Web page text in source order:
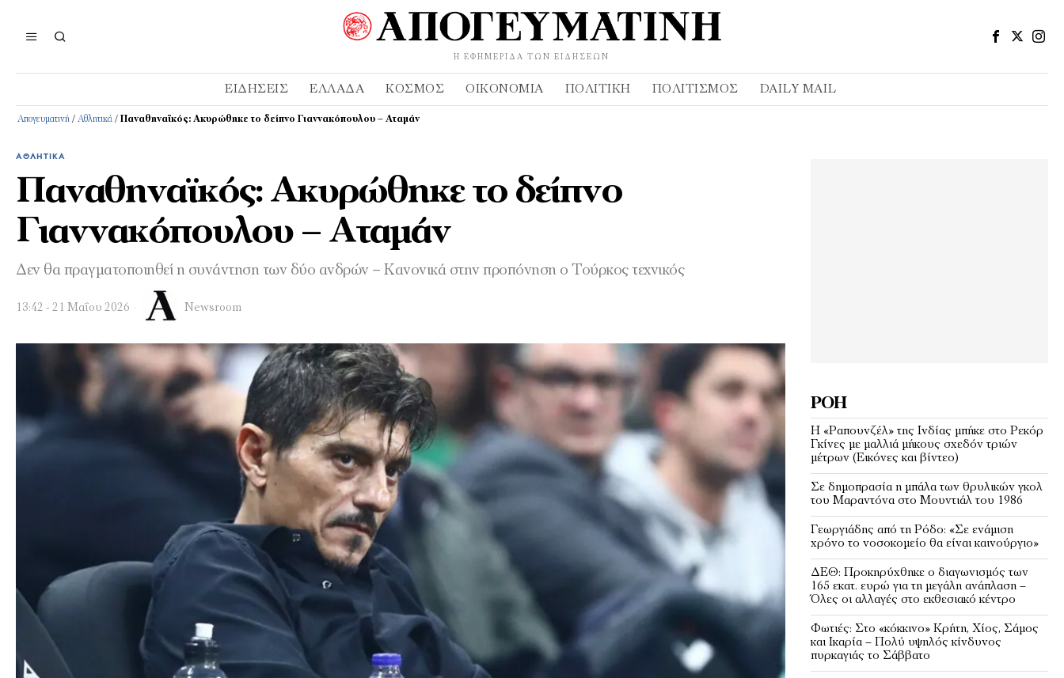
Η ΕΦΗΜΕΡΊΔΑ ΤΩΝ ΕΙΔΉΣΕΩΝ
ΕΙΔΉΣΕΙΣ ΕΛΛΆΔΑ ΚΌΣΜΟΣ ΟΙΚΟΝΟΜΊΑ ΠΟΛΙΤΙΚΉ ΠΟΛΙΤΙΣΜΌΣ DAILY MAIL
Απογευματινή / Αθλητικά / Παναθηναϊκός: Ακυρώθηκε το δείπνο Γιαννακόπουλου – Αταμάν
ΑΘΛΗΤΙΚΆ
Παναθηναϊκός: Ακυρώθηκε το δείπνο
Γιαννακόπουλου – Αταμάν
Δεν θα πραγματοποιηθεί η συνάντηση των δύο ανδρών – Κανονικά στην προπόνηση ο Τούρκος τεχνικός
13:42 - 21 Μαΐου 2026 Newsroom
ΡΟΉ
Η «Ραπουνζέλ» της Ινδίας μπήκε στο Ρεκόρ
Γκίνες με μαλλιά μήκους σχεδόν τριών
μέτρων (Εικόνες και βίντεο)
Σε δημοπρασία η μπάλα των θρυλικών γκολ
του Μαραντόνα στο Μουντιάλ του 1986
Γεωργιάδης από τη Ρόδο: «Σε ενάμιση
χρόνο το νοσοκομείο θα είναι καινούργιο»
ΔΕΘ: Προκηρύχθηκε ο διαγωνισμός των
165 εκατ. ευρώ για τη μεγάλη ανάπλαση –
Όλες οι αλλαγές στο εκθεσιακό κέντρο
Φωτιές: Στο «κόκκινο» Κρήτη, Χίος, Σάμος
και Ικαρία – Πολύ υψηλός κίνδυνος
πυρκαγιάς το Σάββατο